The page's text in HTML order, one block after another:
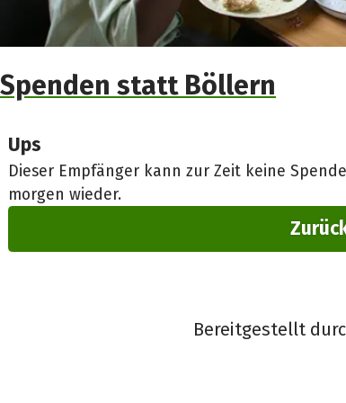
Spenden statt Böllern
Ups
Dieser Empfänger kann zur Zeit keine
morgen wieder.
Bereitgestellt